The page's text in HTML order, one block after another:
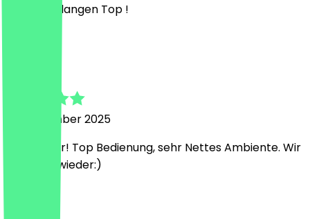
In allen Belangen Top !
20. November 2025
War lecker! Top Bedienung, sehr Nettes Ambiente. Wir
kommen wieder:)